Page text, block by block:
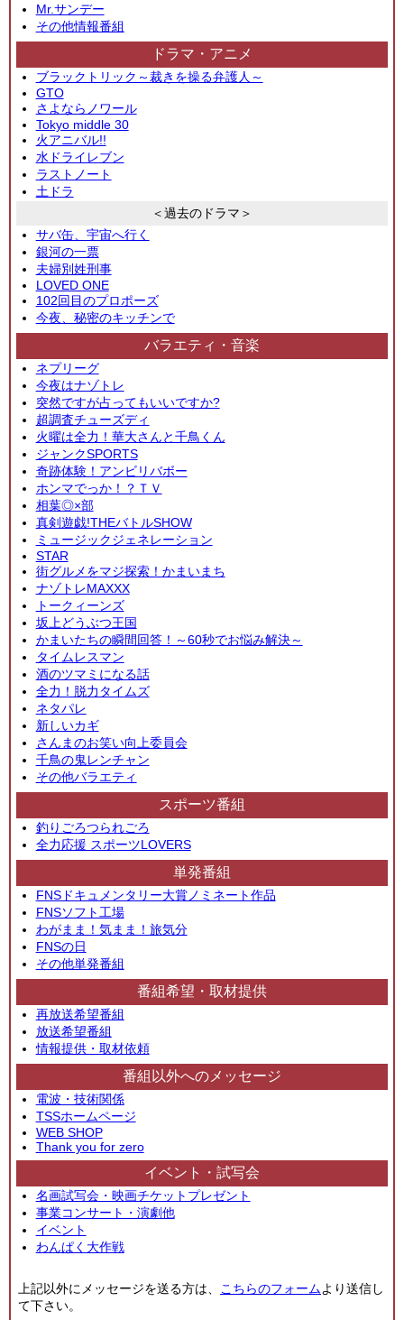
Mr.サンデー
その他情報番組
ドラマ・アニメ
ブラックトリック～裁きを操る弁護人～
GTO
さよならノワール
Tokyo middle 30
火アニバル!!
水ドライレブン
ラストノート
土ドラ
＜過去のドラマ＞
サバ缶、宇宙へ行く
銀河の一票
夫婦別姓刑事
LOVED ONE
102回目のプロポーズ
今夜、秘密のキッチンで
バラエティ・音楽
ネプリーグ
今夜はナゾトレ
突然ですが占ってもいいですか?
超調査チューズディ
火曜は全力！華大さんと千鳥くん
ジャンクSPORTS
奇跡体験！アンビリバボー
ホンマでっか！？ＴＶ
相葉◎×部
真剣遊戯!THEバトルSHOW
ミュージックジェネレーション
STAR
街グルメをマジ探索！かまいまち
ナゾトレMAXXX
トークィーンズ
坂上どうぶつ王国
かまいたちの瞬間回答！～60秒でお悩み解決～
タイムレスマン
酒のツマミになる話
全力！脱力タイムズ
ネタパレ
新しいカギ
さんまのお笑い向上委員会
千鳥の鬼レンチャン
その他バラエティ
スポーツ番組
釣りごろつられごろ
全力応援 スポーツLOVERS
単発番組
FNSドキュメンタリー大賞ノミネート作品
FNSソフト工場
わがまま！気まま！旅気分
FNSの日
その他単発番組
番組希望・取材提供
再放送希望番組
放送希望番組
情報提供・取材依頼
番組以外へのメッセージ
電波・技術関係
TSSホームページ
WEB SHOP
Thank you for zero
イベント・試写会
名画試写会・映画チケットプレゼント
事業コンサート・演劇他
イベント
わんぱく大作戦
上記以外にメッセージを送る方は、 こちらのフォームより送信し
て下さい。